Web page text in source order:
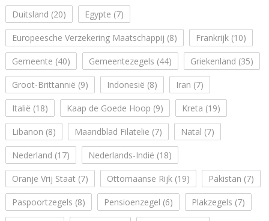
Duitsland (20) Egypte (7)
Europeesche Verzekering Maatschappij (8) Frankrijk(10)
Gemeente (40) Gemeentezegels (44) Griekenland (35)
Groot-Brittannië (9) Indonesië (8) Iran (7)
Italië (18) Kaap de Goede Hoop (9) Kreta (19)
Libanon (8) Maandblad Filatelie (7) Natal (7)
Nederland (17) Nederlands-Indië (18)
Oranje Vrij Staat (7) Ottomaanse Rijk(19) Pakistan (7)
Paspoortzegels (8) Pensioenzegel (6) Plakzegels (7)